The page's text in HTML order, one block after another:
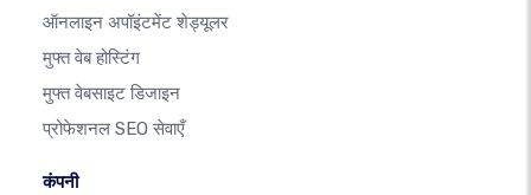
ऑनलाइन अपॉइंटमेंट शेड्यूलर
मुफ्त वेब होस्टिंग
मुफ्त वेबसाइट डिजाइन
प्रोफेशनल SEO सेवाएँ
कंपनी